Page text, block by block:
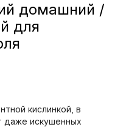
домашний /
для
кислинкой, в
даже искушенных